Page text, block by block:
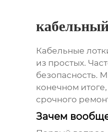
Кабельные
из простых.
безопасность.
конечном
срочного
Зачем